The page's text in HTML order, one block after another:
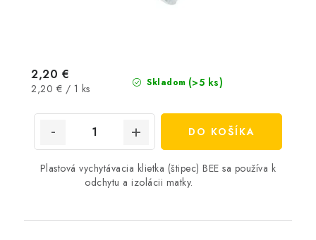
Skladom (>5 ks)
2,20 €
Jednotková
2,20 € / 1 ks
DO KOŠÍKA
Plastová vychytávacia klietka (štipec) BEE sa používa k
odchytu a izolácii matky.